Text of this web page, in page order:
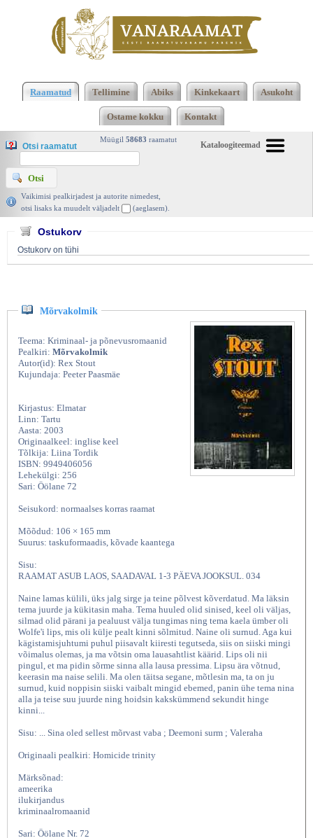
Mõrvakolmik, Rex Stout, Elmatar
Rex Stout, Elmatar 2003 | vanaraamat. ee
Raamatud Tellimine Abiks Kinkekaart Asukoht
Ostame kokku Kontakt
Kataloogiteemad
Müügil 58683 raamatut
Otsi raamatut
Vaikimisi pealkirjadest ja autorite nimedest,
otsi lisaks ka muudelt väljadelt
(aeglasem).
Ostukorv
Ostukorv on tühi
Mõrvakolmik
Teema: Kriminaal- ja põnevusromaanid
Pealkiri: Mõrvakolmik
Autor(id): Rex Stout
Kujundaja: Peeter Paasmäe
Kirjastus: Elmatar
Linn: Tartu
Aasta: 2003
Originaalkeel: inglise keel
Tõlkija: Liina Tordik
ISBN: 9949406056
Lehekülgi: 256
Sari: Öölane 72
Seisukord: normaalses korras raamat
Mõõdud: 106 × 165 mm
Suurus: taskuformaadis, kõvade kaantega
Sisu:
RAAMAT ASUB LAOS, SAADAVAL 1-3 PÄEVA JOOKSUL. 034
Naine lamas külili, üks jalg sirge ja teine põlvest kõverdatud. Ma läksin
tema juurde ja kükitasin maha. Tema huuled olid sinised, keel oli väljas,
silmad olid pärani ja pealuust välja tungimas ning tema kaela ümber oli
Wolfe'i lips, mis oli külje pealt kinni sõlmitud. Naine oli surnud. Aga kui
kägistamisjuhtumi puhul piisavalt kiiresti tegutseda, siis on siiski mingi
võimalus olemas, ja ma võtsin oma lauasahtlist käärid. Lips oli nii
pingul, et ma pidin sõrme sinna alla lausa pressima. Lipsu ära võtnud,
keerasin ma naise selili. Ma olen täitsa segane, mõtlesin ma, ta on ju
surnud, kuid noppisin siiski vaibalt mingid ebemed, panin ühe tema nina
alla ja teise suu juurde ning hoidsin kakskümmend sekundit hinge
kinni...
Sisu: ... Sina oled sellest mõrvast vaba ; Deemoni surm ; Valeraha
Originaali pealkiri: Homicide trinity
Märksõnad:
ameerika
ilukirjandus
kriminaalromaanid
Sari: Öölane Nr. 72